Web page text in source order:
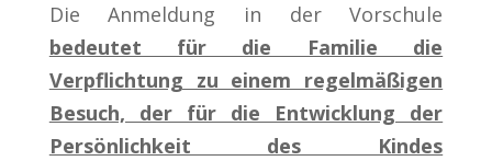
Die Anmeldung in der Vorschule
bedeutet für die Familie die
Verpflichtung zu einem regelmäßigen
Besuch, der für die Entwicklung der
Persönlichkeit des Kindes